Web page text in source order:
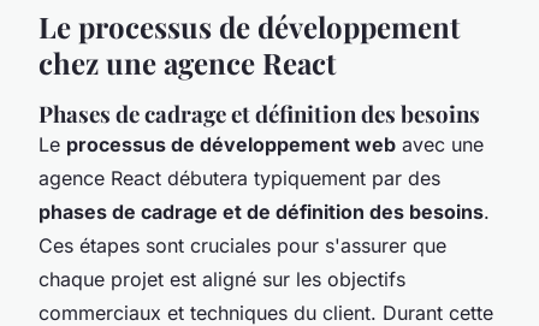
Le processus de développement
chez une agence React
Phases de cadrage et définition des besoins
Le processus de développement web avec une
agence React débutera typiquement par des
phases de cadrage et de définition des besoins.
Ces étapes sont cruciales pour s'assurer que
chaque projet est aligné sur les objectifs
commerciaux et techniques du client. Durant cette